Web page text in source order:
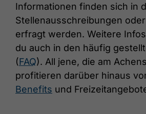
Informationen finden sich in
Stellenausschreibungen
erfragt werden. Weitere
du auch in den häufig
(FAQ). All jene, die am
profitieren darüber hinaus
Benefits und